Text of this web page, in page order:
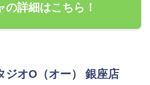
の詳細はこちら！
ジオO（オー） 銀座店